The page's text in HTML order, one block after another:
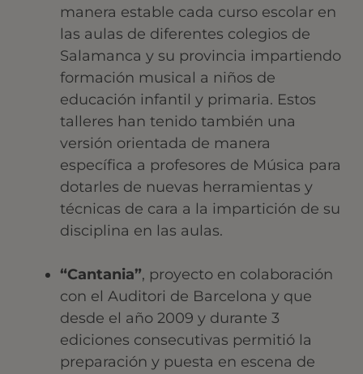
manera estable cada curso escolar en
las aulas de diferentes colegios de
Salamanca y su provincia impartiendo
formación musical a niños de
educación infantil y primaria. Estos
talleres han tenido también una
versión orientada de manera
específica a profesores de Música para
dotarles de nuevas herramientas y
técnicas de cara a la impartición de su
disciplina en las aulas.
“Cantania”, proyecto en colaboración
con el Auditori de Barcelona y que
desde el año 2009 y durante 3
ediciones consecutivas permitió la
preparación y puesta en escena de